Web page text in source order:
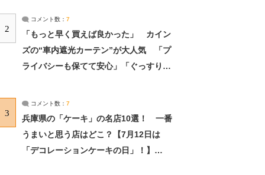
2
コメント数： 7
「もっと早く買えば良かった」 カイン
ズの“車内遮光カーテン”が大人気 「プ
ライバシーも保てて安心」「ぐっすり眠
3
コメント数： 7
兵庫県の「ケーキ」の名店10選！ 一番
うまいと思う店はどこ？【7月12日は
「デコレーションケーキの日」！】